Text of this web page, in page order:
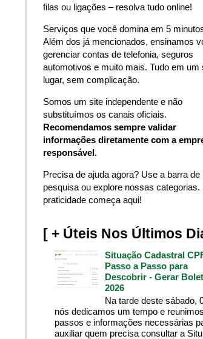
filas ou ligações – resolva tudo online!
Serviços que você domina em 5
Além dos já mencionados, ensinamos
gerenciar contas de telefonia, seguros
automotivos e muito mais. Tudo em um
lugar, sem complicação.
Somos um site independente e não
substituímos os canais oficiais.
Recomendamos sempre validar
informações diretamente com a
responsável.
Precisa de ajuda agora? Use a barra de
pesquisa ou explore nossas categorias.
praticidade começa aqui!
[ + Úteis Nos Últimos
Situação Cadastral
Passo a Passo para
Descobrir - Gerar
2026
Na tarde deste sábado,
nós dedicamos um tempo e
passos e informações necessárias
auxiliar quem precisa consultar a